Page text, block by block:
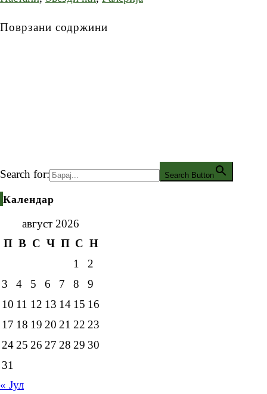
Поврзани содржини
Search for: Search Button
Календар
август 2026
П В С Ч П С Н
1
2
3
4 5 6 7 8
9
10 11 12 13 14 15 16
17 18 19 20 21 22 23
24 25 26 27 28 29 30
31
« Јул